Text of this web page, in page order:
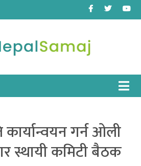
Facebook
Twitter
गर्न ओली
स्थायी कमिटी बैठक